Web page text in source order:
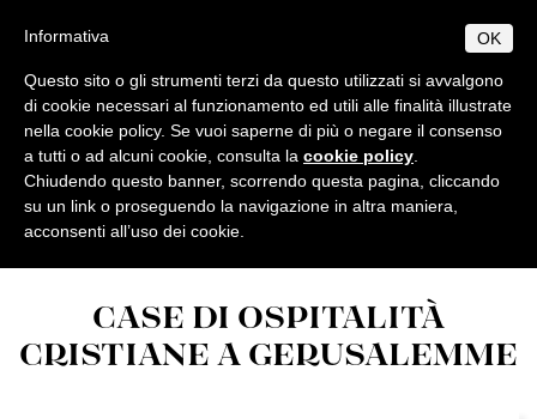
contenuto
principale
Information
Center
MENU
EN IT
CHI SIAMO
Benvenuto
Storia
Christian Information Center - Orari di apertura
CONTATTI
Chiese
Organizzazioni umanitarie e caritative
Organizzazioni ecumeniche
MESSE E SERVIZI LITURGICI
Messe Cattoliche
Liturgie
ORARI DI APERTURA
Orari di apertura dei luoghi santi e dei siti turistici in Terra
TRASPORTI
Home Alloggi
CASE DI OSPITALITÀ
CRISTIANE A GERUSALEMME
OK
Informativa
Questo sito o gli strumenti terzi da questo utilizzati si avvalgono
di cookie necessari al funzionamento ed utili alle finalità illustrate
nella cookie policy. Se vuoi saperne di più o negare il consenso
a tutti o ad alcuni cookie, consulta la cookie policy
Chiudendo questo banner, scorrendo questa pagina, cliccando
su un link o proseguendo la navigazione in altra maniera,
acconsenti all’uso dei cookie.